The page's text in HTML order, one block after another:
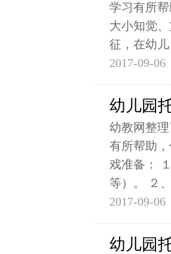
学习有所
大小知觉
征，在幼儿
2017-09-06
幼儿园
幼教网整
有所帮助
戏准备：
等）。 ２
2017-09-06
幼儿园